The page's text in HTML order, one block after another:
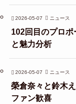
2026-05-07 ニュース
102回目のプロ
と魅力分析
2026-05-07 ニュース
榮倉奈々と鈴木
ファン歓喜